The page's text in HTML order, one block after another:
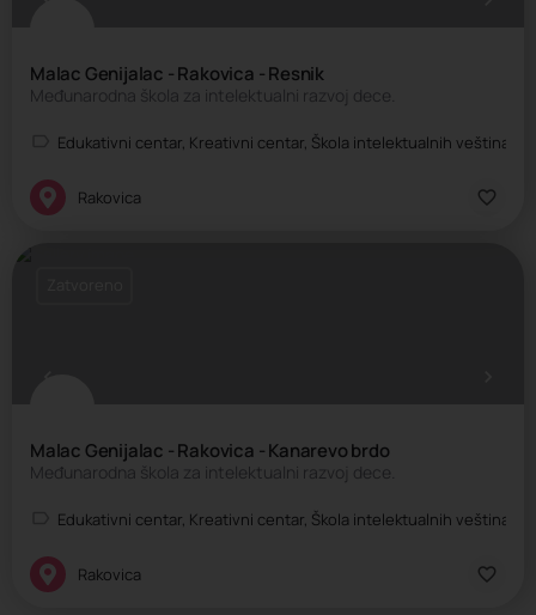
Malac Genijalac - Rakovica - Resnik
Međunarodna škola za intelektualni razvoj dece.
Edukativni centar, Kreativni centar, Škola intelektualnih veština,
Rakovica
Malac Genijalac - Rakovica - Kanarevo brdo
Međunarodna škola za intelektualni razvoj dece.
Edukativni centar, Kreativni centar, Škola intelektualnih veština,
Rakovica